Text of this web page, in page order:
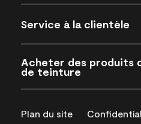
Service à la clientèle
Acheter des produits
de teinture
Plan du site